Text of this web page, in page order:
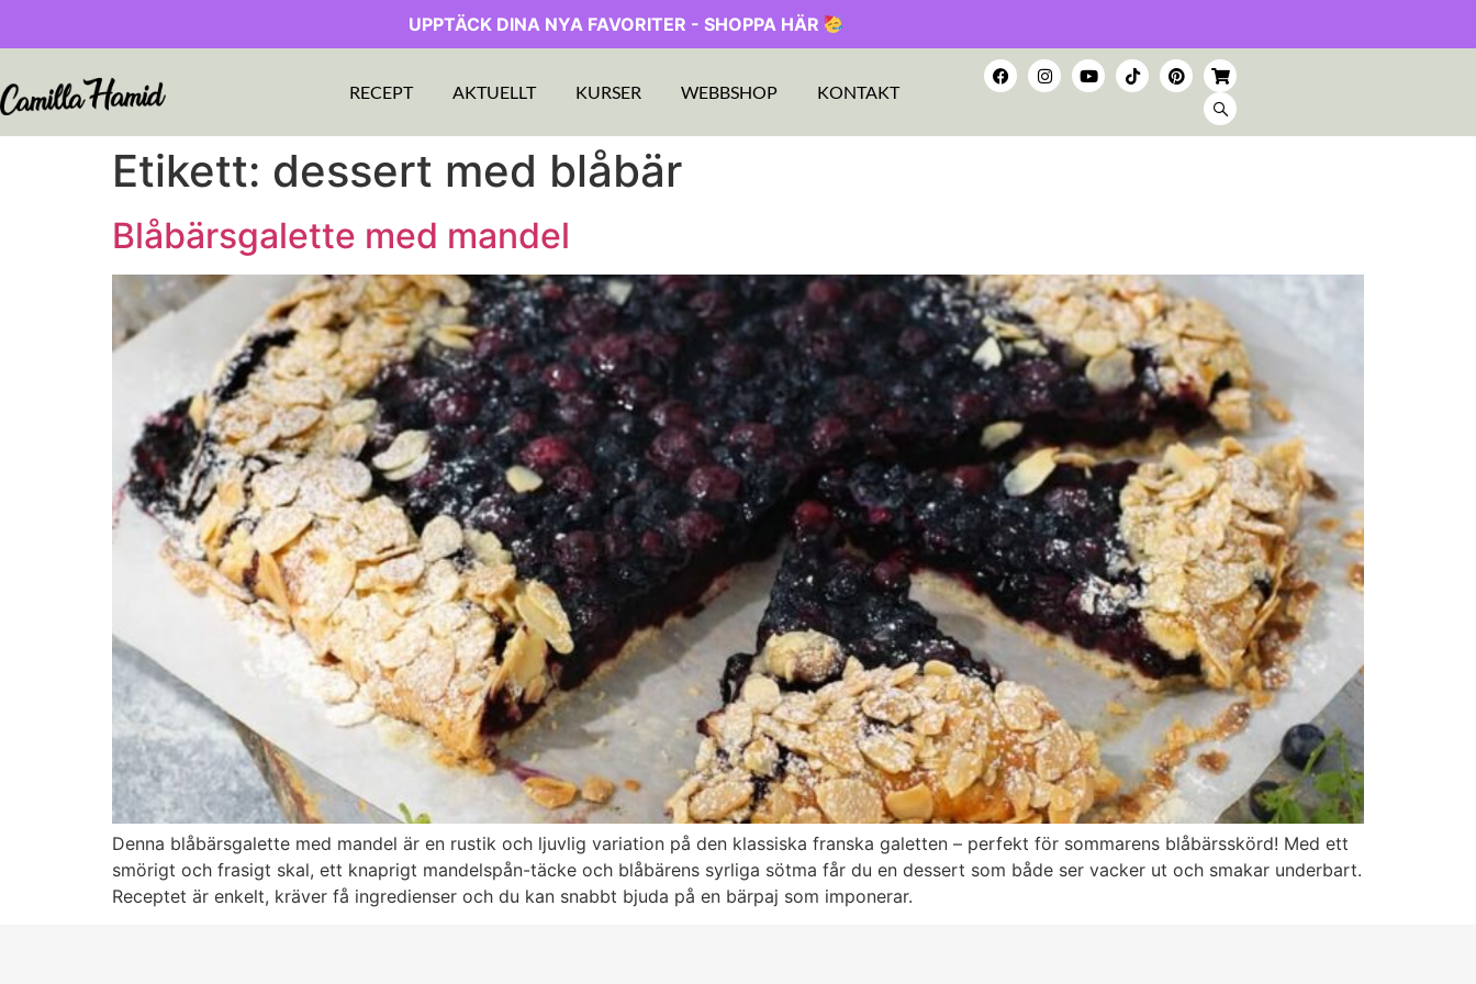
UPPTÄCK DINA NYA FAVORITER - SHOPPA HÄR
RECEPT AKTUELLT KURSER WEBBSHOP KONTAKT
Etikett: dessert med blåbär
Blåbärsgalette med mandel
Denna blåbärsgalette med mandel är en rustik och ljuvlig variation på den klassiska franska galetten – perfekt för sommarens blåbärsskörd! Med ett
smörigt och frasigt skal, ett knaprigt mandelspån-täcke och blåbärens syrliga sötma får du en dessert som både ser vacker ut och smakar underbart.
Receptet är enkelt, kräver få ingredienser och du kan snabbt bjuda på en bärpaj som imponerar.